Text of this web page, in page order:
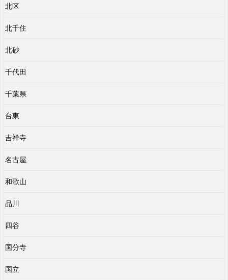
北区
北千住
北砂
千代田
千葉県
台東
吉祥寺
名古屋
和歌山
品川
四谷
国分寺
国立